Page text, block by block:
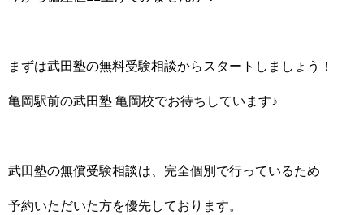
まずは武田塾の無料受験相談からスタートしましょう！
亀岡駅前の武田塾 亀岡校でお待ちしています♪
武田塾の無償受験相談は、完全個別で行っているため
予約いただいた方を優先しております。